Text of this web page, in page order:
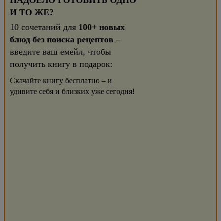
И ТО ЖЕ?
10 сочетаний для 100+ новых
блюд без поиска рецептов –
введите ваш емейл, чтобы
получить книгу в подарок:
Скачайте книгу бесплатно – и
удивите себя и близких уже сегодня!